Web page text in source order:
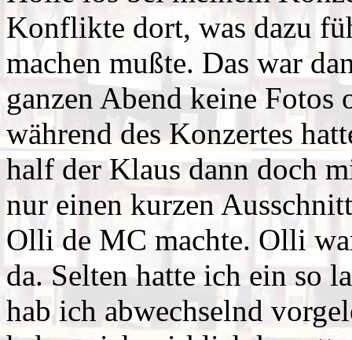
Konflikte dort, was dazu
machen mußte. Das war
ganzen Abend keine
während des Konzertes
half der Klaus dann doch
nur einen kurzen
Olli de MC machte. Olli
da. Selten hatte ich ein so
hab ich abwechselnd